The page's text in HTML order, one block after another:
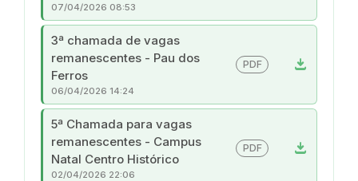
07/04/2026 08:53
3ª chamada de vagas
remanescentes - Pau dos
Ferros
download
PDF
06/04/2026 14:24
5ª Chamada para vagas
remanescentes - Campus
Natal Centro Histórico
download
PDF
02/04/2026 22:06